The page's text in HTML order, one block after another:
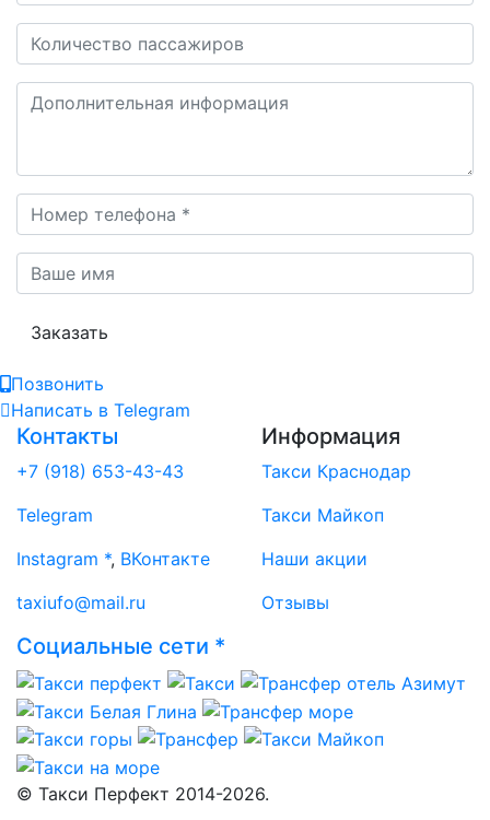
Заказать
Позвонить
Написать в Telegram
Контакты
+7 (918) 653-43-43
Telegram
Instagram *, ВКонтакте
taxiufo@mail.ru
Информация
Такси Краснодар
Такси Майкоп
Наши акции
Отзывы
Социальные сети *
© Такси Перфект 2014-2026.